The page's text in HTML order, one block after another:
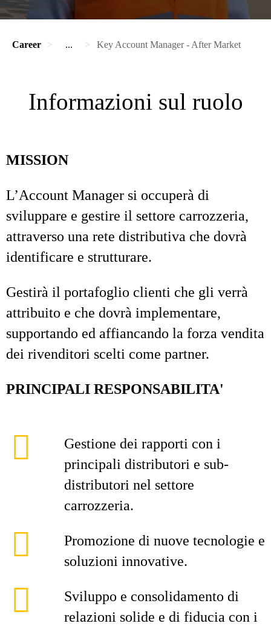
Career ... Key Account Manager - After Market
Informazioni sul ruolo
MISSION
L’Account Manager si occuperà di
sviluppare e gestire il settore carrozzeria,
attraverso una rete distributiva che dovrà
identificare e strutturare.
Gestirà il portafoglio clienti che gli verrà
attribuito e che dovrà implementare,
supportando ed affiancando la forza vendita
dei rivenditori scelti come partner.
PRINCIPALI RESPONSABILITA'
Gestione dei rapporti con i
principali distributori e sub-
distributori nel settore
carrozzeria.
Promozione di nuove tecnologie e
soluzioni innovative.
Sviluppo e consolidamento di
relazioni solide e di fiducia con i